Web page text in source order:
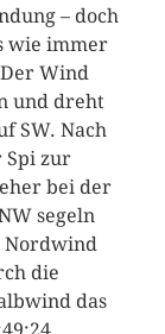
– doch
wie immer
Wind
und dreht
SW. Nach
zur
bei der
segeln
Nordwind
die
das